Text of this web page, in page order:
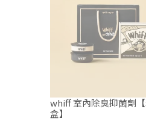
whiff 室內除臭抑菌劑【精緻小禮
盒】